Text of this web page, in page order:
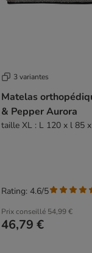
3 variantes
Matelas
& Pepper Aurora
taille XL : L 120 x l 85
Prix conseillé 54,99 €
46,79 €
Rating: 4.6/5